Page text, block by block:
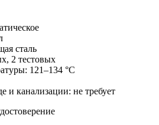
сталь
2 тестовых
121–134 °C
и канализации: не требует